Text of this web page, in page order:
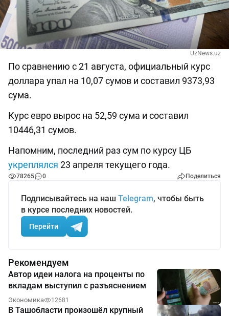
UzNews.uz
По сравнению с 21 августа, официальный курс
доллара упал на 10,07 сумов и составил 9373,93
сума.
Курс евро вырос на 52,59 сума и составил
10446,31 сумов.
Напомним, последний раз сум по курсу ЦБ
укреплялся 23 апреля текущего года.
78265 0 Поделиться
Подписывайтесь на наш Telegram, чтобы быть
в курсе последних новостей.
Перейти
Рекомендуем
Автор идеи налога на проценты по
вкладам выступил с разъяснением
Экономика 12681
В Ташобласти произошёл крупный